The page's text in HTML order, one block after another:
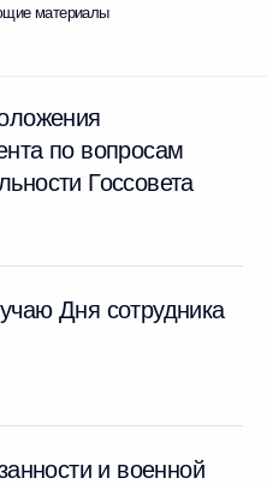
материалы
по вопросам
Госсовета
Дня сотрудника
и военной